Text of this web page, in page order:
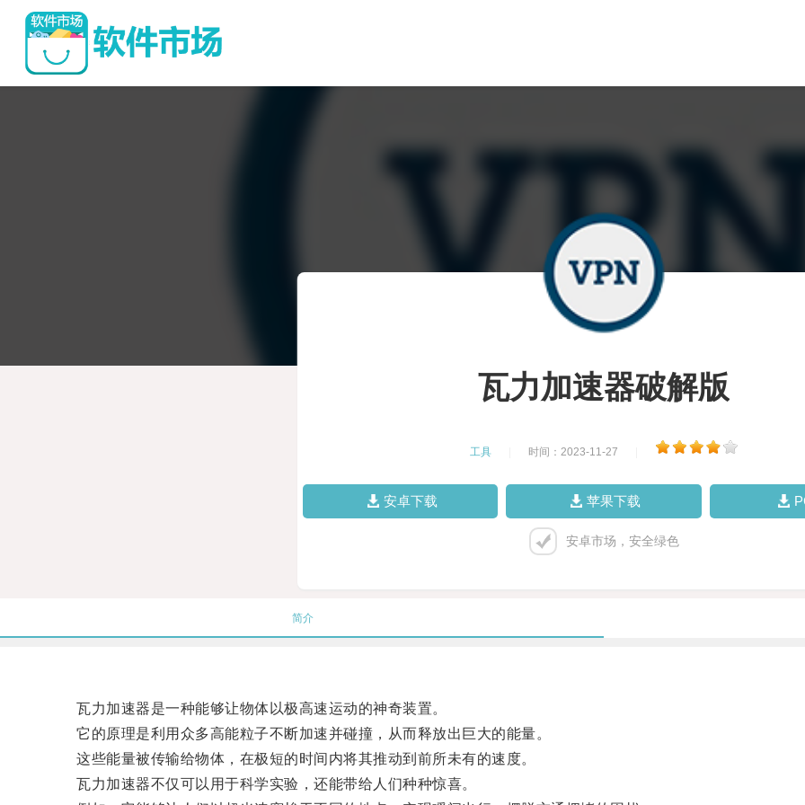
瓦力加速器破解版
工具 时间：2023-11-27
安卓下载 苹果下载
安卓市场，安全绿色
简介
瓦力加速器是一种能够让物体以极高速运动的神奇装置。
它的原理是利用众多高能粒子不断加速并碰撞，从而释放出巨大的能量。
这些能量被传输给物体，在极短的时间内将其推动到前所未有的速度。
瓦力加速器不仅可以用于科学实验，还能带给人们种种惊喜。